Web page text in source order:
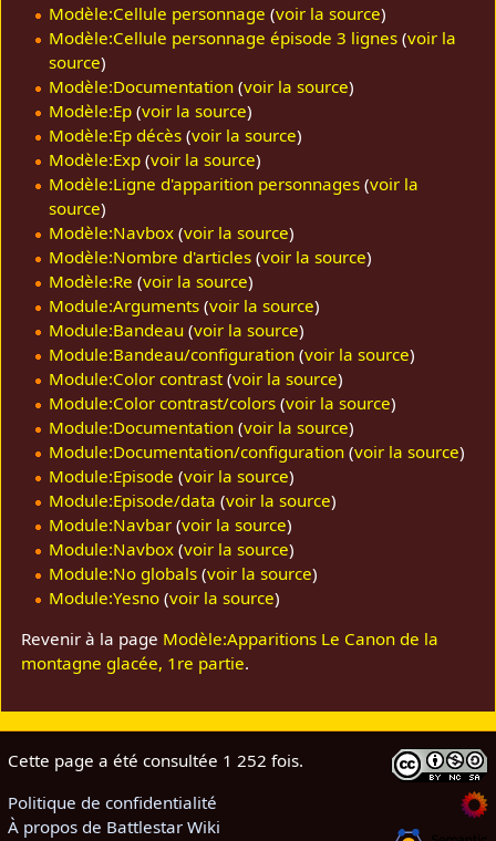
Modèle:Cellule personnage (voir la source)
Modèle:Cellule personnage épisode 3 lignes(voir la
source)
Modèle:Documentation(voir la source)
Modèle:Ep(voir la source)
Modèle:Ep décès(voir la source)
Modèle:Exp(voir la source)
Modèle:Ligne d'apparition personnages(voir la
source)
Modèle:Navbox(voir la source)
Modèle:Nombre d'articles(voir la source)
Modèle:Re (voir la source)
Module:Arguments(voir la source)
Module:Bandeau (voir la source)
Module:Bandeau/configuration(voir la source)
Module:Color contrast(voir la source)
Module:Color contrast/colors(voir la source)
Module:Documentation(voir la source)
Module:Documentation/configuration(voir la source)
Module:Episode (voir la source)
Module:Episode/data (voir la source)
Module:Navbar(voir la source)
Module:Navbox(voir la source)
Module:No globals(voir la source)
Module:Yesno(voir la source)
Revenir à la page Modèle:Apparitions Le Canon de la
montagne glacée, 1re partie.
Cette page a été consultée 1 252 fois.
Politique de confidentialité
À propos de Battlestar Wiki